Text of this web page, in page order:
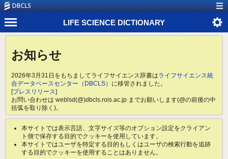
LIFE SCIENCE DICTIONARY
お知らせ
2026年3月31日をもちましてライフサイエンス辞書はライフサイエンス統
合データベースセンター（DBCLS） に移管されました。
[プレスリリース]
お問い合わせは weblsd(@)dbcls.rois.ac.jp までお願いします(@の前後の中
括弧を取り除く)。
本サイトでは表示言語、文字サイズ等のオプション設定をクライアン
ト側で保存する目的でクッキーを使用しています。
本サイトではユーザを特定する目的もしくはユーザの検索行動を追跡
する目的でクッキーを使用することはありません。